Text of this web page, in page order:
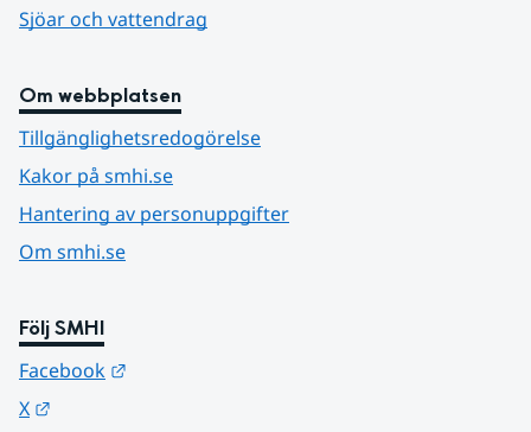
Sjöar och vattendrag
Om webbplatsen
Tillgänglighetsredogörelse
Kakor på smhi.se
Hantering av personuppgifter
Om smhi.se
Följ SMHI
Facebook
X